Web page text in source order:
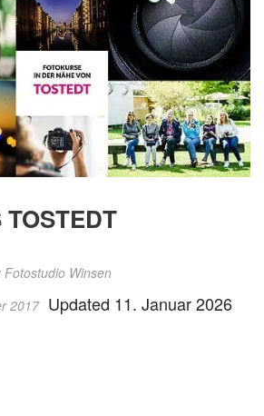
TOSTEDT
Winsen
2017 Updated 11. Januar 2026